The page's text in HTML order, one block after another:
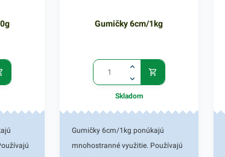
Gumičky 6cm/1kg
Skladom
Gumičky 6cm/1kg ponúkajú
mnohostranné využitie. Používajú